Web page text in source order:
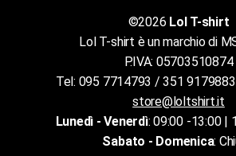
©2026 Lol T-shirt
Lol T-shirt è un marchio di
P.IVA: 05703510874
Tel: 095 7714793 / 351
store@loltshirt.it
Lunedì - Venerdì: 09:00 -13:00 |
Sabato - Domenica: